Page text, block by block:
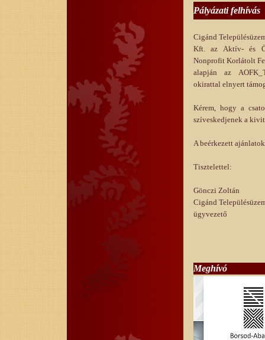
Pályázati felhívás
Cigánd
Kft. az Aktív- és
Nonprofit Korlátolt
alapján az
okirattal elnyert
Kérem, hogy a
szíveskedjenek a
A beérkezett
Tisztelettel:
Gönczi Zoltán
Cigánd
ügyvezető
Meghívó